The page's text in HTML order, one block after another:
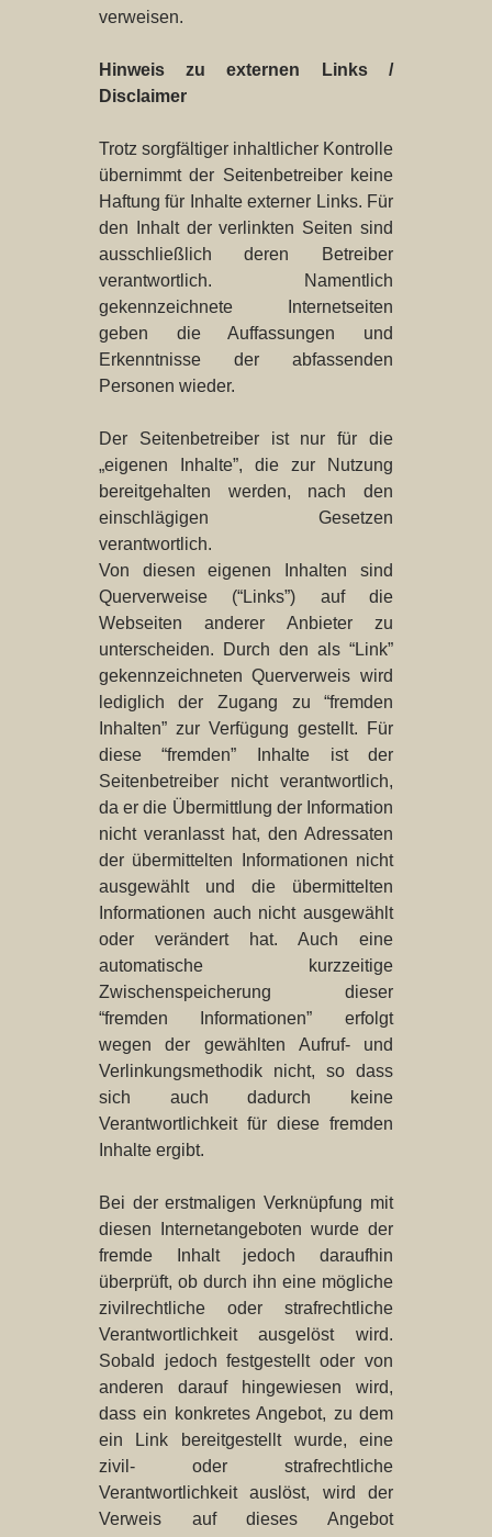
verweisen.
Hinweis zu externen Links /
Disclaimer
Trotz sorgfältiger inhaltlicher Kontrolle
übernimmt der Seitenbetreiber keine
Haftung für Inhalte externer Links. Für
den Inhalt der verlinkten Seiten sind
ausschließlich deren Betreiber
verantwortlich. Namentlich
gekennzeichnete Internetseiten
geben die Auffassungen und
Erkenntnisse der abfassenden
Personen wieder.
Der Seitenbetreiber ist nur für die
„eigenen Inhalte”, die zur Nutzung
bereitgehalten werden, nach den
einschlägigen Gesetzen
verantwortlich.
Von diesen eigenen Inhalten sind
Querverweise (“Links”) auf die
Webseiten anderer Anbieter zu
unterscheiden. Durch den als “Link”
gekennzeichneten Querverweis wird
lediglich der Zugang zu “fremden
Inhalten” zur Verfügung gestellt. Für
diese “fremden” Inhalte ist der
Seitenbetreiber nicht verantwortlich,
da er die Übermittlung der Information
nicht veranlasst hat, den Adressaten
der übermittelten Informationen nicht
ausgewählt und die übermittelten
Informationen auch nicht ausgewählt
oder verändert hat. Auch eine
automatische kurzzeitige
Zwischenspeicherung dieser
“fremden Informationen” erfolgt
wegen der gewählten Aufruf- und
Verlinkungsmethodik nicht, so dass
sich auch dadurch keine
Verantwortlichkeit für diese fremden
Inhalte ergibt.
Bei der erstmaligen Verknüpfung mit
diesen Internetangeboten wurde der
fremde Inhalt jedoch daraufhin
überprüft, ob durch ihn eine mögliche
zivilrechtliche oder strafrechtliche
Verantwortlichkeit ausgelöst wird.
Sobald jedoch festgestellt oder von
anderen darauf hingewiesen wird,
dass ein konkretes Angebot, zu dem
ein Link bereitgestellt wurde, eine
zivil- oder strafrechtliche
Verantwortlichkeit auslöst, wird der
Verweis auf dieses Angebot